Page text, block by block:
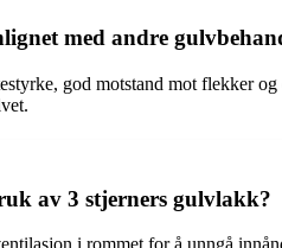
med andre
god motstand mot flekker
av 3 stjerners gulvlakk?